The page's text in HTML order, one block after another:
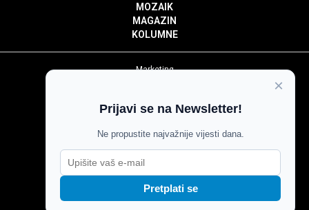
MOZAIK
MAGAZIN
KOLUMNE
Marketing
Impressum
Pravila komentiranja
Agroglas
×
Prijavi se na Newsletter!
Ne propustite najvažnije vijesti dana.
Pretplati se